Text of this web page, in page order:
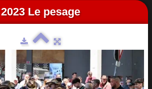
2023 Le pesage